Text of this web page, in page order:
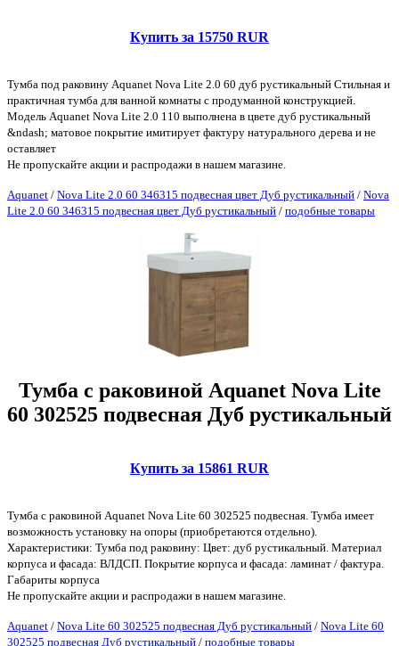
Купить за 15750 RUR
Тумба под раковину Aquanet Nova Lite 2.0 60 дуб рустикальный Стильная и
практичная тумба для ванной комнаты с продуманной конструкцией.
Модель Aquanet Nova Lite 2.0 110 выполнена в цвете дуб рустикальный
&ndash; матовое покрытие имитирует фактуру натурального дерева и не
оставляет
Не пропускайте акции и распродажи в нашем магазине.
Aquanet / Nova Lite 2.0 60 346315 подвесная цвет Дуб рустикальный / Nova
Lite 2.0 60 346315 подвесная цвет Дуб рустикальный / подобные товары
Тумба с раковиной Aquanet Nova Lite
60 302525 подвесная Дуб рустикальный
Купить за 15861 RUR
Тумба с раковиной Aquanet Nova Lite 60 302525 подвесная. Тумба имеет
возможность установку на опоры (приобретаются отдельно).
Характеристики: Тумба под раковину: Цвет: дуб рустикальный. Материал
корпуса и фасада: ВЛДСП. Покрытие корпуса и фасада: ламинат / фактура.
Габариты корпуса
Не пропускайте акции и распродажи в нашем магазине.
Aquanet / Nova Lite 60 302525 подвесная Дуб рустикальный / Nova Lite 60
302525 подвесная Дуб рустикальный / подобные товары